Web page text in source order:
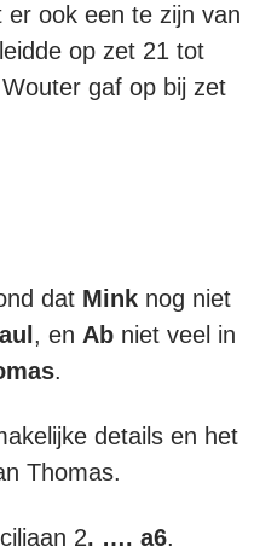
ook een te zijn van
op zet 21 tot
gaf op bij zet
dat Mink nog niet
, en Ab niet veel in
.
details en het
Thomas.
2. …. a6.